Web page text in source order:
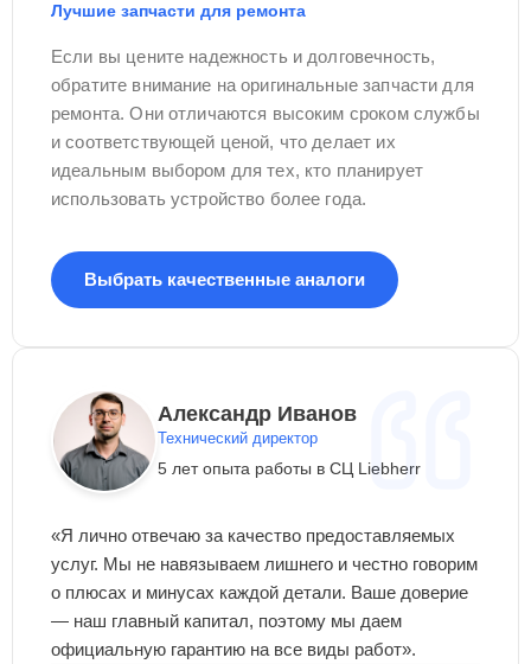
Лучшие запчасти для ремонта
Если вы цените надежность и долговечность,
обратите внимание на оригинальные запчасти для
ремонта. Они отличаются высоким сроком службы
и соответствующей ценой, что делает их
идеальным выбором для тех, кто планирует
использовать устройство более года.
Выбрать качественные аналоги
Александр Иванов
Технический директор
5 лет опыта работы в СЦ Liebherr
«Я лично отвечаю за качество предоставляемых
услуг. Мы не навязываем лишнего и честно говорим
о плюсах и минусах каждой детали. Ваше доверие
— наш главный капитал, поэтому мы даем
официальную гарантию на все виды работ».